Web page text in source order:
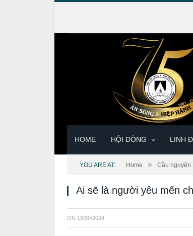
HOME HỘI DÒNG LINH
YOU ARE AT: Home » Cầu nguyện
Ai sẽ là người yêu mến
ON 18/09/2024